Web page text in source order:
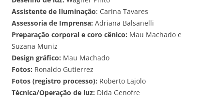
Assistente de Iluminação: Carina Tavares
Assessoria de Imprensa: Adriana Balsanelli
Preparação corporal e coro cênico: Mau Machado e
Suzana Muniz
Design gráfico: Mau Machado
Fotos: Ronaldo Gutierrez
Fotos (registro processo): Roberto Lajolo
Técnica/Operação de luz: Dida Genofre